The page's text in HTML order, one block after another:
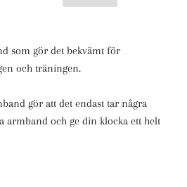
som gör det bekvämt för
och träningen.
gör att det endast tar några
armband och ge din klocka ett helt